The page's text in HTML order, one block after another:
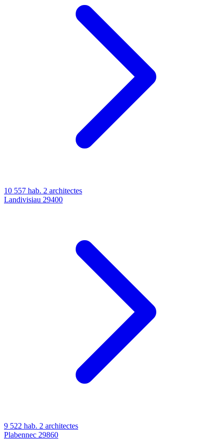
10 557 hab. 2 architectes
Landivisiau 29400
9 522 hab. 2 architectes
Plabennec 29860